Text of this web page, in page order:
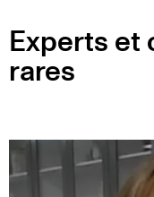
D'ARIANE
Experts et
rares